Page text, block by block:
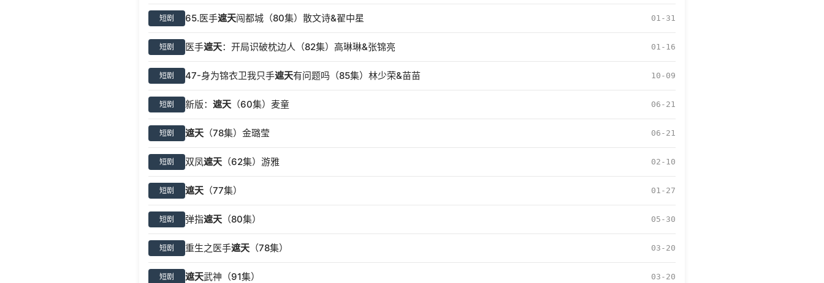
短剧 65.医手遮天闯都城（80集）散文诗&翟中星 01-31
短剧 医手遮天：开局识破枕边人（82集）高琳琳&张锦亮 01-16
短剧 47-身为锦衣卫我只手遮天有问题吗（85集）林少荣&苗苗 10-09
短剧 新版： 遮天 （60集）麦童 06-21
短剧 遮天 （78集）金璐莹 06-21
短剧 双凤遮天 （62集）游雅 02-10
短剧 遮天 （77集） 01-27
短剧 弹指遮天 （80集） 05-30
短剧 重生之医手遮天 （78集） 03-20
短剧 遮天武神（91集） 03-20